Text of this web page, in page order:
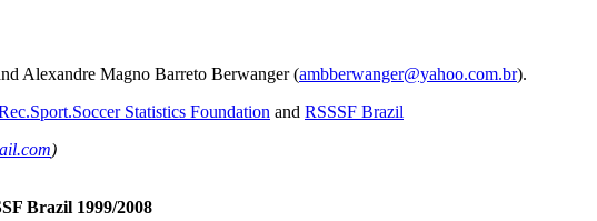
Alexandre Magno Barreto Berwanger (ambberwanger@yahoo.com.br).
Statistics Foundation and RSSSF Brazil
)
Brazil 1999/2008